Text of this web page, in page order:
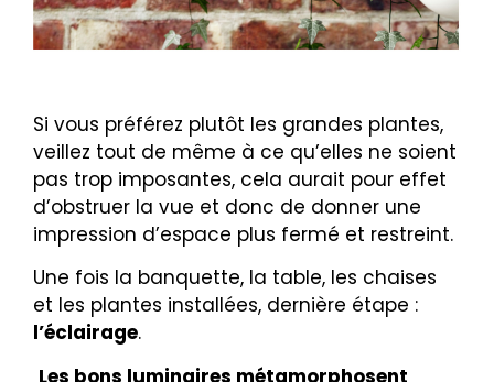
Si vous préférez plutôt les grandes plantes,
veillez tout de même à ce qu’elles ne soient
pas trop imposantes, cela aurait pour effet
d’obstruer la vue et donc de donner une
impression d’espace plus fermé et restreint.
Une fois la banquette, la table, les chaises
et les plantes installées, dernière étape :
l’éclairage.
Les bons luminaires métamorphosent